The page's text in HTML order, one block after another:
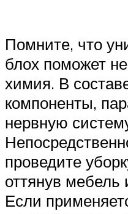
Помните, что
блох поможет
химия. В
компоненты,
нервную
проведите
оттянув мебель
Если